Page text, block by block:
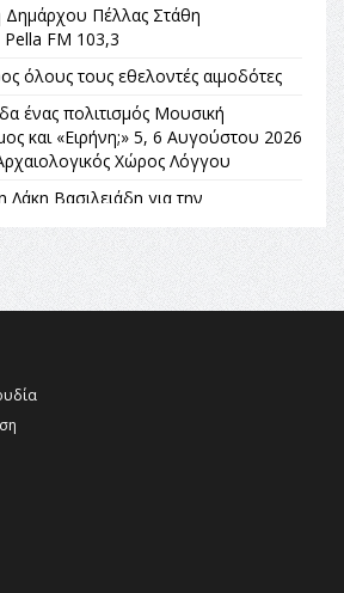
Δημάρχου Πέλλας Στάθη
FM 103,3
όλους τους εθελοντές αιμοδότες
ένας πολιτισμός Μουσική
και «Ειρήνη;» 5, 6 Αυγούστου 2026
Χώρος Λόγγου
Βασιλειάδη για την
«Σε τέτοιες κορυφαίες
υπάρχει μόνο η ευθύνη απέναντι
του ΠΑΟΚ στον δεύτερο γύρο του
στον Κατάλογο Παγκόσμιας
– Ομόφωνη η απόφαση Ο
ως φυσικό και πολιτιστικό
αξίας για την